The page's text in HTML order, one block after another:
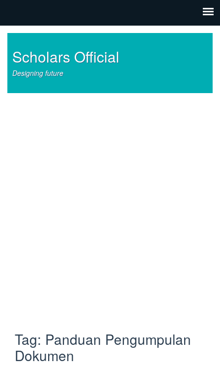
Scholars Official
Designing future
Tag: Panduan Pengumpulan
Dokumen